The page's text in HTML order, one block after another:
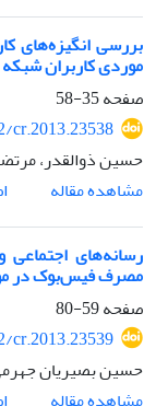
بررسی انگیزه‌های
موردی کاربران
صفحه35-58
cr.2013.23538
حسین ذوالقدر،
مشاهده مقاله
رسانه‌های
مصرف فیس‌بوک در
صفحه59-80
cr.2013.23539
حسین بصیریان
مشاهده مقاله